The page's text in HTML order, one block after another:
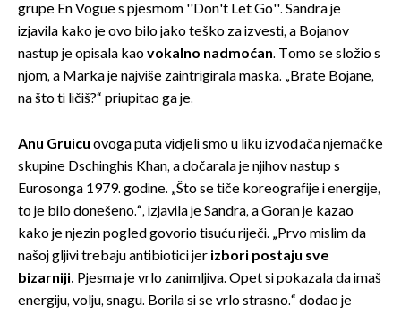
grupe En Vogue s pjesmom ''Don't Let Go''. Sandra je
izjavila kako je ovo bilo jako teško za izvesti, a Bojanov
nastup je opisala kaovokalno nadmoćan. Tomo se složio s
njom, a Marka je najviše zaintrigirala maska. „Brate Bojane,
na što ti ličiš?“ priupitao ga je.
Anu Gruicu ovoga puta vidjeli smo u liku izvođača njemačke
skupine Dschinghis Khan, a dočarala je njihov nastup s
Eurosonga 1979. godine. „Što se tiče koreografije i energije,
to je bilo donešeno.“, izjavila je Sandra, a Goran je kazao
kako je njezin pogled govorio tisuću riječi. „Prvo mislim da
našoj gljivi trebaju antibiotici jer izbori postaju sve
bizarniji. Pjesma je vrlo zanimljiva. Opet si pokazala da imaš
energiju, volju, snagu. Borila si se vrlo strasno.“ dodao je